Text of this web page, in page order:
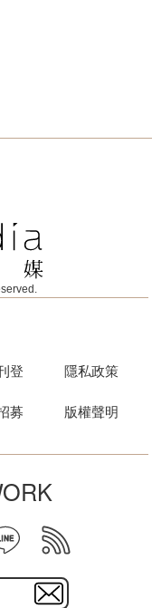
登
募
隱私政策
版權聲明